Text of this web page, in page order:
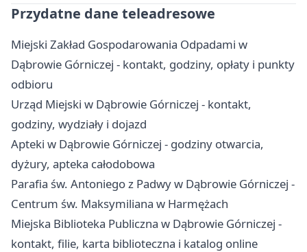
Przydatne dane teleadresowe
Miejski Zakład Gospodarowania Odpadami w
Dąbrowie Górniczej - kontakt, godziny, opłaty i punkty
odbioru
Urząd Miejski w Dąbrowie Górniczej - kontakt,
godziny, wydziały i dojazd
Apteki w Dąbrowie Górniczej - godziny otwarcia,
dyżury, apteka całodobowa
Parafia św. Antoniego z Padwy w Dąbrowie Górniczej -
Centrum św. Maksymiliana w Harmężach
Miejska Biblioteka Publiczna w Dąbrowie Górniczej -
kontakt, filie, karta biblioteczna i katalog online